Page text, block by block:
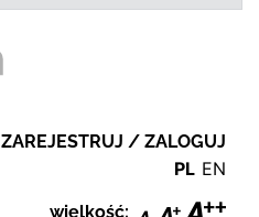
ZAREJESTRUJ / ZALOGUJ
PL EN
wielkość: